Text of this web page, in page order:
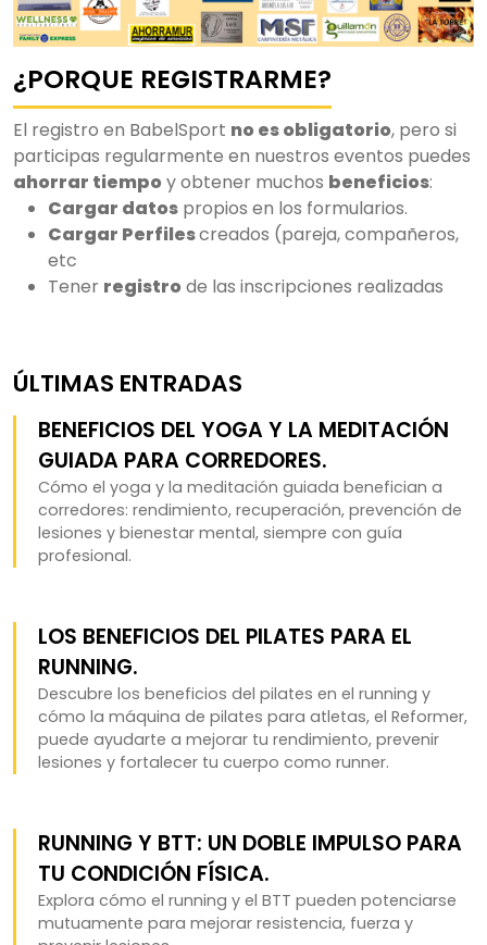
¿PORQUE REGISTRARME?
El registro en BabelSport no es obligatorio, pero si
participas regularmente en nuestros eventos puedes
ahorrar tiempo y obtener muchos beneficios:
Cargar datos propios en los formularios.
Cargar Perfilescreados (pareja, compañeros,
etc
Tener registro de las inscripciones realizadas
ÚLTIMAS ENTRADAS
BENEFICIOS DEL YOGA Y LA MEDITACIÓN
GUIADA PARA CORREDORES.
Cómo el yoga y la meditación guiada benefician a
corredores: rendimiento, recuperación, prevención de
lesiones y bienestar mental, siempre con guía
profesional.
LOS BENEFICIOS DEL PILATES PARA EL
RUNNING.
Descubre los beneficios del pilates en el running y
cómo la máquina de pilates para atletas, el Reformer,
puede ayudarte a mejorar tu rendimiento, prevenir
lesiones y fortalecer tu cuerpo como runner.
RUNNING Y BTT: UN DOBLE IMPULSO PARA
TU CONDICIÓN FÍSICA.
Explora cómo el running y el BTT pueden potenciarse
mutuamente para mejorar resistencia, fuerza y